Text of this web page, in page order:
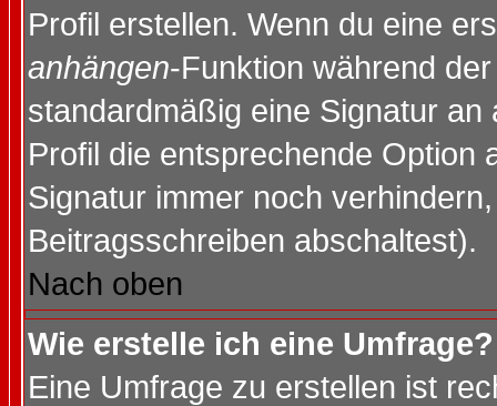
Profil erstellen. Wenn du eine
anhängen-Funktion während
standardmäßig eine Signatur
Profil die entsprechende Option
Signatur immer noch
Beitragsschreiben abschaltest).
Nach oben
Wie erstelle ich eine Umfrage?
Eine Umfrage zu erstellen ist